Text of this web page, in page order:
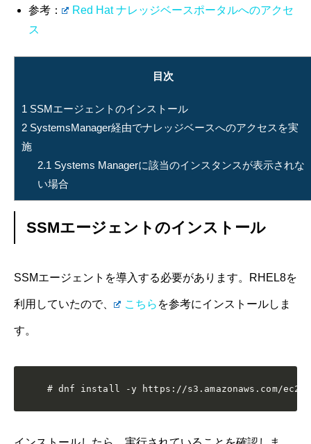
参考：
Red Hat ナレッジベースポータルへのアクセ
ス
目次
1 SSMエージェントのインストール
2 SystemsManager経由でナレッジベースへのアクセスを実
施
2.1 Systems Managerに該当のインスタンスが表示されな
い場合
SSMエージェントのインストール
SSMエージェントを導入する必要があります。RHEL8を
利用していたので、 こちら を参考にインストールしま
す。
# dnf install -y https://s3.amazonaws.com/ec2-